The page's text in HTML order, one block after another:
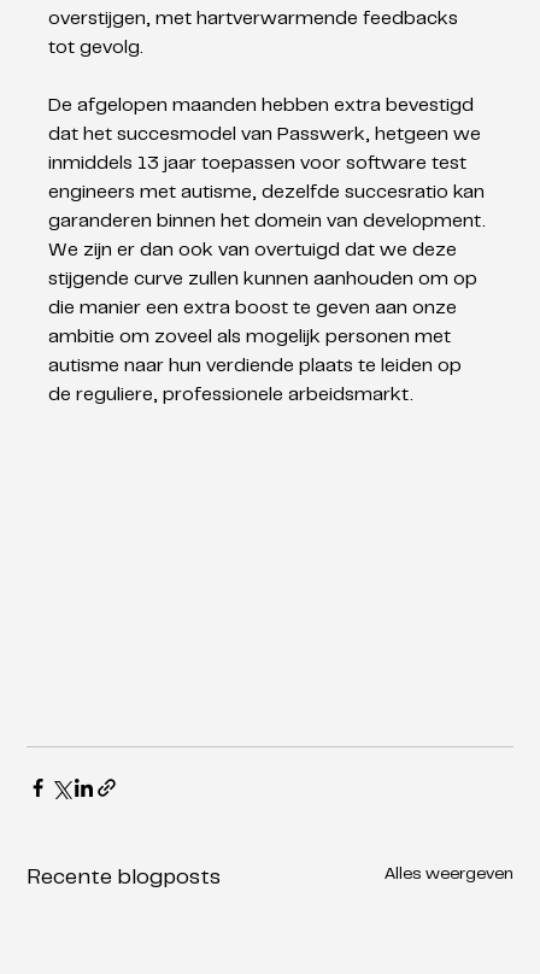
overstijgen, met hartverwarmende feedbacks
tot gevolg.
De afgelopen maanden hebben extra bevestigd
dat het succesmodel van Passwerk, hetgeen we
inmiddels 13 jaar toepassen voor software test
engineers met autisme, dezelfde succesratio kan
garanderen binnen het domein van development.
We zijn er dan ook van overtuigd dat we deze
stijgende curve zullen kunnen aanhouden om op
die manier een extra boost te geven aan onze
ambitie om zoveel als mogelijk personen met
autisme naar hun verdiende plaats te leiden op
de reguliere, professionele arbeidsmarkt.
Recente blogposts Alles weergeven